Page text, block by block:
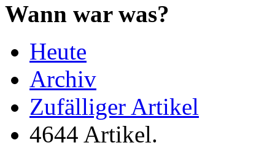
Wann war was?
Heute
Archiv
Zufälliger Artikel
4644 Artikel.